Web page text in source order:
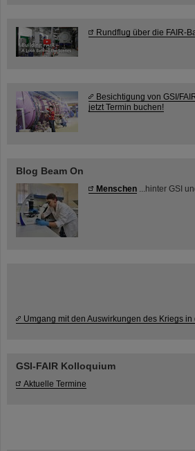
Rundflug über die FAIR-
Besichtigung von GSI/
jetzt Termin buchen!
Blog Beam On
Menschen ...hinter GSI
Umgang mit den Auswirkungen des Kriegs in
GSI-FAIR Kolloquium
Aktuelle Termine